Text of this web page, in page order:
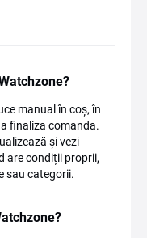
manual în coș, în
finaliza comanda.
și vezi
are condiții proprii,
sau categorii.